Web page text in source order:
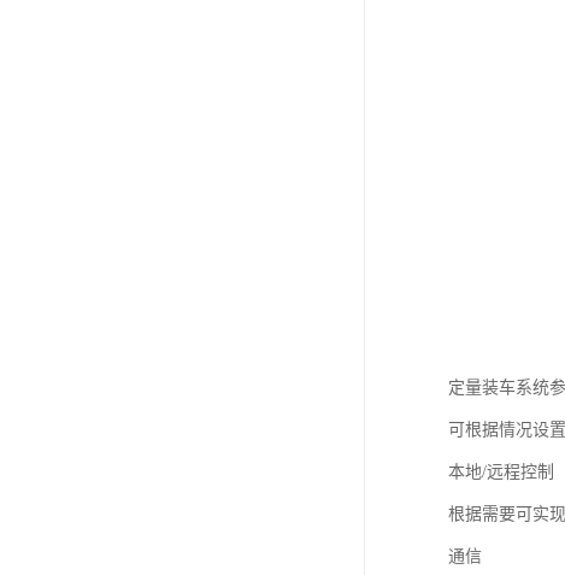
定量装车系统
可根据情况设
本地/远程控制
根据需要可实
通信